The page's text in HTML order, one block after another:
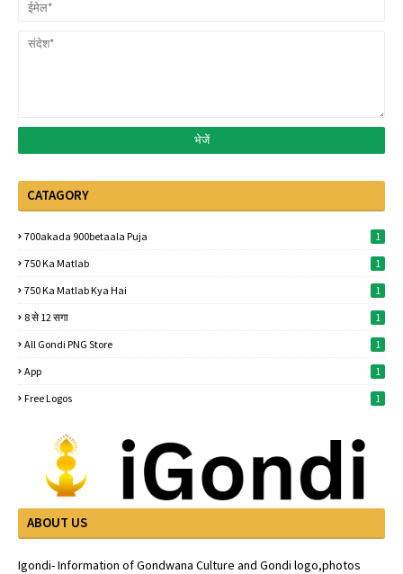
CATAGORY
700akada 900betaala Puja 1
750 Ka Matlab 1
750 Ka Matlab Kya Hai 1
8 से 12 सगा 1
All Gondi PNG Store 1
App 1
Free Logos 1
ABOUT US
Igondi- Information of Gondwana Culture and Gondi logo,photos